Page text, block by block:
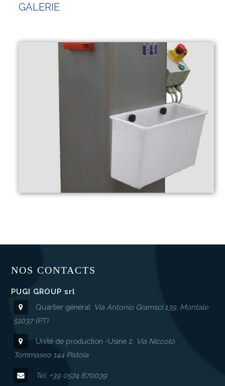
GALERIE
NOS CONTACTS
PUGI GROUP srl
Quartier général: Via Antonio Gramsci 139, Montale
51037 (PT)
Unité de production -Usine 2: Via Niccolò
Tommaseo 144 Pistoia
Tel. +39 0574 870039